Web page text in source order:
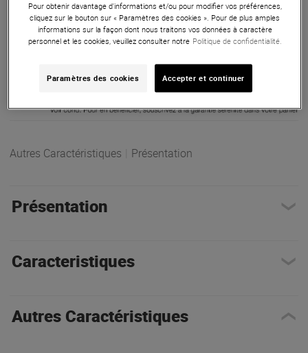
ARTICLE N° 72560
Autres Caractéristiques Présentation
Présentation
Caracteristiques
Autres Caractéristiques
Pour obtenir davantage d'informations et/ou pour modifier vos préférences,
cliquez sur le bouton sur « Paramètres des cookies ». Pour de plus amples
informations sur la façon dont nous traitons vos données à caractère
personnel et les cookies, veuillez consulter notre Politique de confidentialité.
Paramètres des cookies Accepter et continuer